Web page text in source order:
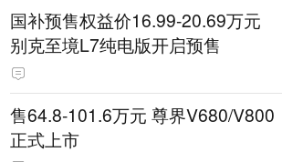
国补预售权益价16.99-20.69万元
别克至境L7纯电版开启预售
售64.8-101.6万元 尊界V680/V800
正式上市